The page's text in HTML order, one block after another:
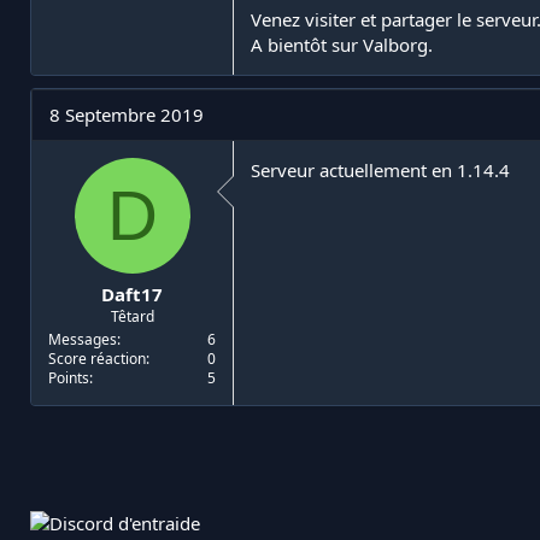
Venez visiter et partager le serveur.
A bientôt sur Valborg.
8 Septembre 2019
D
Daft17
Têtard
Messages
6
Score réaction
0
Points
5
Serveur actuellement en 1.14.4